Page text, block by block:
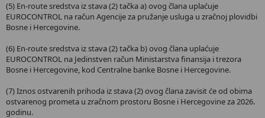
(5) En-route sredstva iz stava (2) tačka a) ovog člana uplaćuje
EUROCONTROL na račun Agencije za pružanje usluga u zračnoj plovidbi
Bosne i Hercegovine.
(6) En-route sredstva iz stava (2) tačka b) ovog člana uplaćuje
EUROCONTROL na Jedinstven račun Ministarstva finansija i trezora
Bosne i Hercegovine, kod Centralne banke Bosne i Hercegovine.
(7) Iznos ostvarenih prihoda iz stava (2) ovog člana zavisit će od obima
ostvarenog prometa u zračnom prostoru Bosne i Hercegovine za 2026.
godinu.